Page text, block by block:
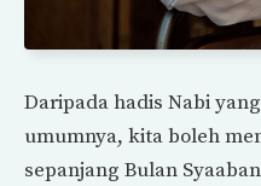
Daripada hadis Nabi
umumnya, kita boleh
sepanjang Bulan